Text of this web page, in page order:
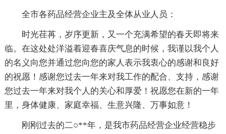
全市各药品经营企业主及全体从业人员：
时光荏苒，岁序更新，又一个充满希望的春天即将来
临。在这处处洋溢着迎春喜庆气息的时候，我谨以我个人
的名义向您并通过您向您的家人表示我衷心的感谢和良好
的祝愿！感谢您过去一年来对我工作的配合、支持，感谢
您过去一年来对我个人的关心和厚爱！祝愿您在新的一年
里，身体健康、家庭幸福、生意兴隆、万事如意！
刚刚过去的二○**年，是我市药品经营企业经营稳步